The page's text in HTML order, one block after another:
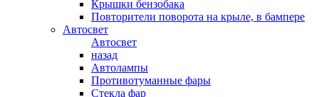
Крышки бензобака
Повторители поворота на крыле, в бампере
Автосвет
Автосвет
назад
Автолампы
Противотуманные фары
Стекла фар